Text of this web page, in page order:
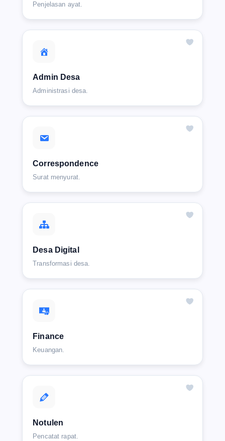
Penjelasan ayat.
Admin Desa
Administrasi desa.
Correspondence
Surat menyurat.
Desa Digital
Transformasi desa.
Finance
Keuangan.
Notulen
Pencatat rapat.